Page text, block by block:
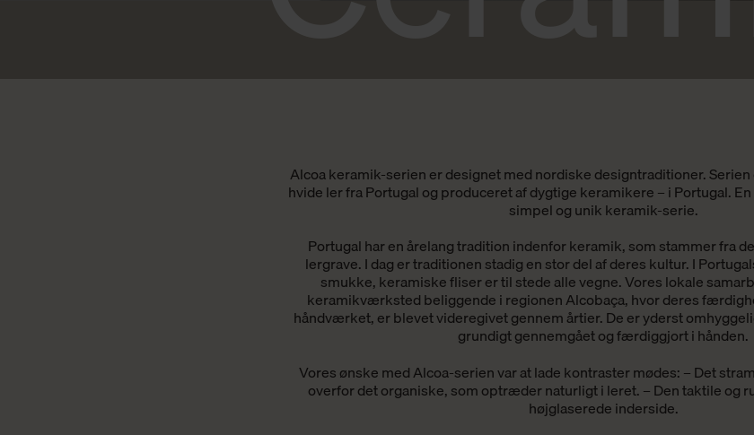
Alcoa keramik-serien er designet med nordiske designtraditioner.
hvide ler fra Portugal og produceret af dygtige keramikere – i Portugal.
simpel og unik keramik-serie.
Portugal har en årelang tradition indenfor keramik, som stammer fra
lergrave. I dag er traditionen stadig en stor del af deres kultur. I
smukke, keramiske fliser er til stede alle vegne. Vores lokale
keramikværksted beliggende i regionen Alcobaça, hvor deres
håndværket, er blevet videregivet gennem årtier. De er yderst
grundigt gennemgået og færdiggjort i hånden.
Vores ønske med Alcoa-serien var at lade kontraster mødes: – Det
overfor det organiske, som optræder naturligt i leret. – Den taktile og
højglaserede inderside.